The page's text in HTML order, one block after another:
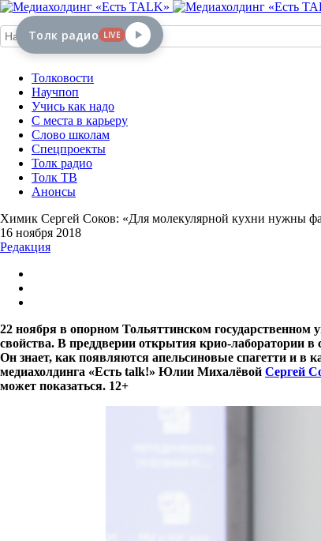
Толковости
Научпоп
Учись как надо
С места в карьеру
Слово школам
Спецпроекты
Толк радио
Толк ТВ
Анонсы
Химик Сергей Соков: «Для молекулярной кухни нужны
16 ноября 2018
Редакция
22 ноября в опорном Тольяттинском государственном
свойства. В преддверии открытия крио-лаборатории
Он знает, как появляются апельсиновые спагетти и в
медиахолдинга «Есть talk!» Юлии Михалёвой Сергей
может показаться. 12+
Толк радио LIVE